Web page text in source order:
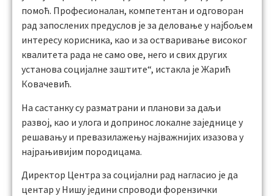
помоћ. Професионалан, компетентан и одговоран
рад запослених предуслов је за деловање у најбољем
интересу корисника, као и за остваривање високог
квалитета рада не само ове, него и свих других
установа социјалне заштите“, истакла је Жарић
Ковачевић.
На састанку су разматрани и планови за даљи
развој, као и улога и допринос локалне заједнице у
решавању и превазилажењу најважнијих изазова у
најрањивијим породицама.
Директор Центра за социјални рад нагласио је да
центар у Нишу једини спроводи форензички